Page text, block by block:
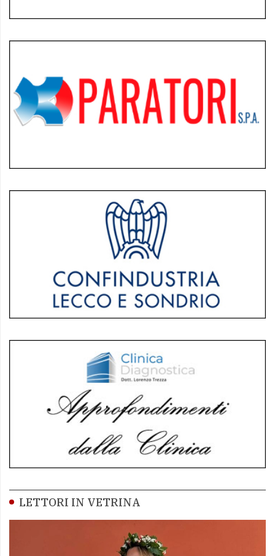
LETTORI IN VETRINA